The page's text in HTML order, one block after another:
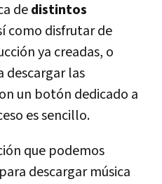
dedistintos
como disfrutar de
ya creadas, o
descargar las
un botón dedicado a
es sencillo.
que podemos
descargar música